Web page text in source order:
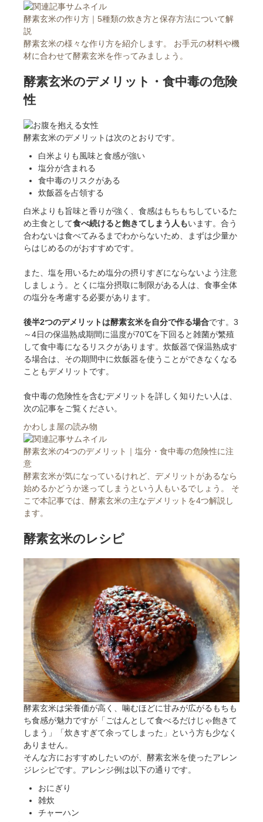
酵素玄米の作り方｜5種類の炊き方と保存方法について解
説
酵素玄米の様々な作り方を紹介します。 お手元の材料や機
材に合わせて酵素玄米を作ってみましょう。
酵素玄米のデメリット・食中毒の危険
性
酵素玄米のデメリットは次のとおりです。
白米よりも風味と食感が強い
塩分が含まれる
食中毒のリスクがある
炊飯器を占領する
白米よりも旨味と香りが強く、食感はもちもちしているた
め主食として食べ続けると飽きてしまう人もいます。合う
合わないは食べてみるまでわからないため、まずは少量か
らはじめるのがおすすめです。
また、塩を用いるため塩分の摂りすぎにならないよう注意
しましょう。とくに塩分摂取に制限がある人は、食事全体
の塩分を考慮する必要があります。
後半2つのデメリットは酵素玄米を自分で作る場合です。3
～4日の保温熟成期間に温度が70℃を下回ると雑菌が繁殖
して食中毒になるリスクがあります。炊飯器で保温熟成す
る場合は、その期間中に炊飯器を使うことができなくなる
こともデメリットです。
食中毒の危険性を含むデメリットを詳しく知りたい人は、
次の記事をご覧ください。
かわしま屋の読み物
酵素玄米の4つのデメリット｜塩分・食中毒の危険性に注
意
酵素玄米が気になっているけれど、デメリットがあるなら
始めるかどうか迷ってしまうという人もいるでしょう。 そ
こで本記事では、酵素玄米の主なデメリットを4つ解説し
ます。
酵素玄米のレシピ
酵素玄米は栄養価が高く、噛むほどに甘みが広がるもちも
ち食感が魅力ですが「ごはんとして食べるだけじゃ飽きて
しまう」「炊きすぎて余ってしまった」という方も少なく
ありません。
そんな方におすすめしたいのが、酵素玄米を使ったアレン
ジレシピです。アレンジ例は以下の通りです。
おにぎり
雑炊
チャーハン